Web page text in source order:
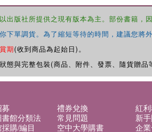
版社所提供之現有版本為主。部份書籍，
單調貨。為了縮短等待的時間，建議您將
期(收到商品為起始日)。
與完整包裝(商品、附件、發票、隨貨贈品
募 禮券兌換
紅
館分類法 常見問題
新
購/編目 空中大學購書
企